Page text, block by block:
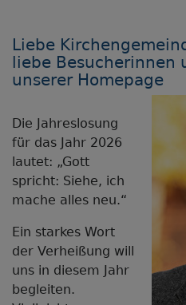
Liebe
liebe Besucherinnen
unserer Homepage
Die Jahreslosung
für das Jahr 2026
lautet: „Gott
spricht: Siehe, ich
mache alles neu.“
Ein starkes Wort
der Verheißung will
uns in diesem Jahr
begleiten.